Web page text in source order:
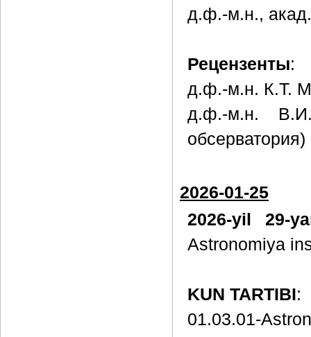
д.ф.-м.н.,
Рецензенты:
д.ф.-м.н. К.Т.
д.ф.-м.н. В.И.
обсерватория)
2026-01-25
2026-yil 29-
Astronomiya
KUN TARTIBI:
01.03.01-